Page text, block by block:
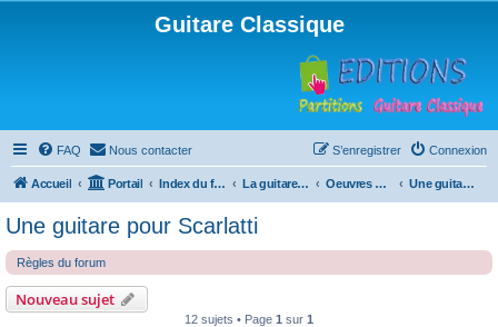
Guitare Classique
FAQ Nous contacter Connexion
S’enregistrer
Accueil Portail Index du forum La guitare : instrument, cours et théorie Oeuvres à la loupe Une guitare pour Scarlatti
Une guitare pour Scarlatti
Règles du forum
Nouveau sujet
12 sujets • Page 1 sur 1